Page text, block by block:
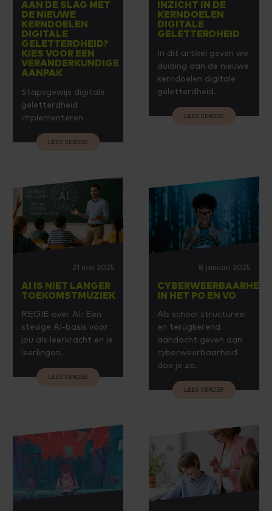
AAN DE SLAG MET
DE NIEUWE
KERNDOELEN
DIGITALE
GELETTERDHEID?
KIES VOOR EEN
VERANDERKUNDIGE
AANPAK
Stapsgewijs digitale
geletterdheid
implementeren
LEES VERDER
INZICHT IN DE
KERNDOELEN
DIGITALE
GELETTERDHEID
In dit artikel geven we
duiding aan de nieuwe
kerndoelen digitale
geletterdheid.
LEES VERDER
21 mei 2025
AI IS NIET LANGER
TOEKOMSTMUZIEK
REGIE over AI: Een
stevige AI-basis voor
jou als leerkracht en je
leerlingen.
LEES VERDER
8 januari 2025
CYBERWEERBAARHEID
IN HET PO EN VO
Als school structureel
en terugkerend
aandacht geven aan
cyberweerbaarheid
doe je zo.
LEES VERDER